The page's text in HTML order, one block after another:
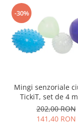
-30%
Mingi senzoriale
TickiT, set de 4
multicolor
202,00 RON
141,40 RON